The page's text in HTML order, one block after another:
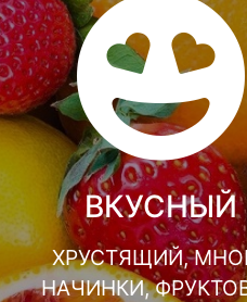
ВКУСНЫЙ
ХРУСТЯЩИЙ,
НАЧИНКИ,